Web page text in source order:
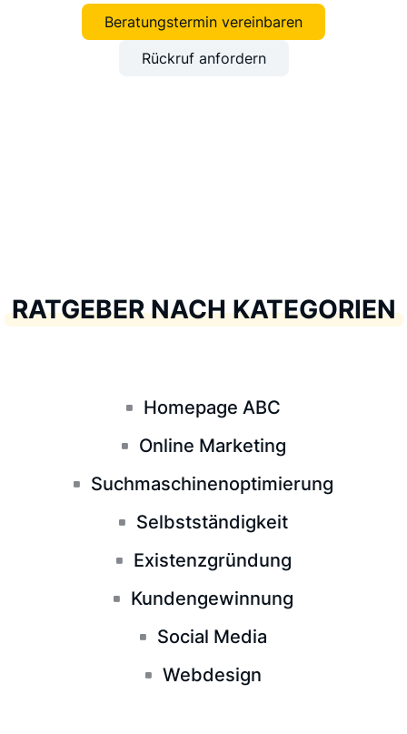
Beratungstermin vereinbaren
Rückruf anfordern
RATGEBER NACH KATEGORIEN
Homepage ABC
Online Marketing
Suchmaschinenoptimierung
Selbstständigkeit
Existenzgründung
Kundengewinnung
Social Media
Webdesign